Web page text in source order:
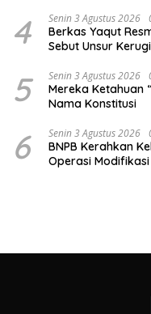
4 Senin 3 Agustus 2026
Berkas Yaqut
Sebut Unsur
5 Senin 3 Agustus 2026
Mereka Ketahuan
Nama Konstitusi
6 Senin 3 Agustus 2026
BNPB Kerahkan
Operasi